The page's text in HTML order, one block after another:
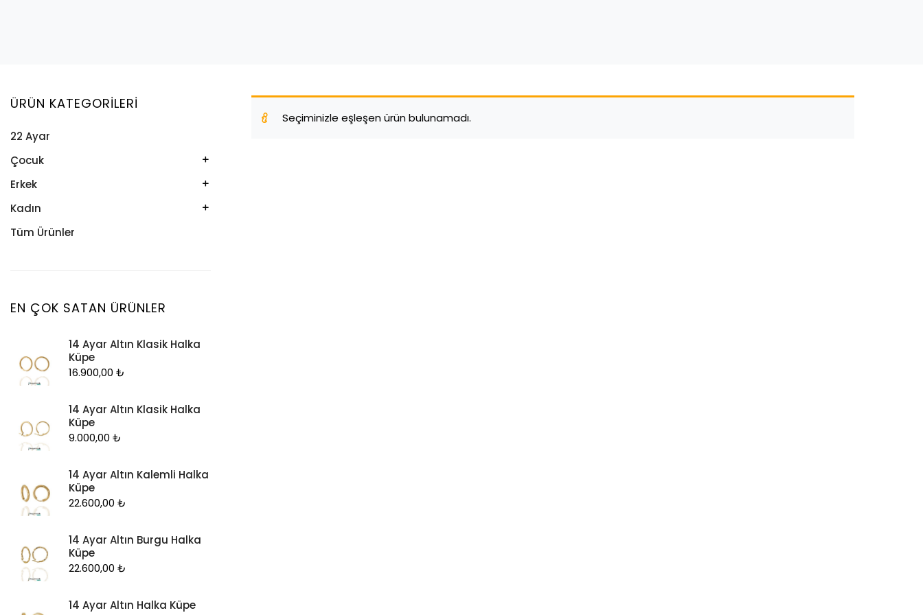
Seçiminizle eşleşen ürün bulunamadı.
ÜRÜN KATEGORILERI
22 Ayar
Çocuk
Kelepçe
Kolye
Künye
Erkek
Kelepçe
Künye
Kadın
Bileklik
Küpe
Piercing
Şahmeran
Yüzük
Tüm Ürünler
EN ÇOK SATAN ÜRÜNLER
14 Ayar Altın Klasik Halka
Küpe
16.900,00 ₺
14 Ayar Altın Klasik Halka
Küpe
9.000,00 ₺
14 Ayar Altın Kalemli Halka
Küpe
22.600,00 ₺
14 Ayar Altın Burgu Halka
Küpe
22.600,00 ₺
14 Ayar Altın Halka Küpe